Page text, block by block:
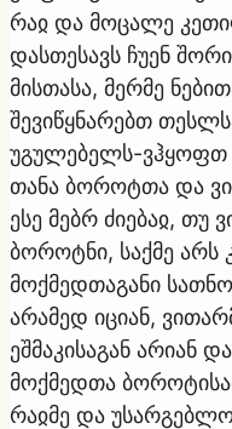
რაჲ და მოცალე
დასთესავს ჩუენ
მისთასა, მერმე
შევიწყნარებთ
უგულებელს-ვჰყოფთ
თანა ბოროტთა და
ესე მებრ ძიებაჲ, თუ
ბოროტნი, საქმე
მოქმედთაგანი
არამედ იციან,
ეშმაკისაგან არიან
მოქმედთა
რაჲმე და